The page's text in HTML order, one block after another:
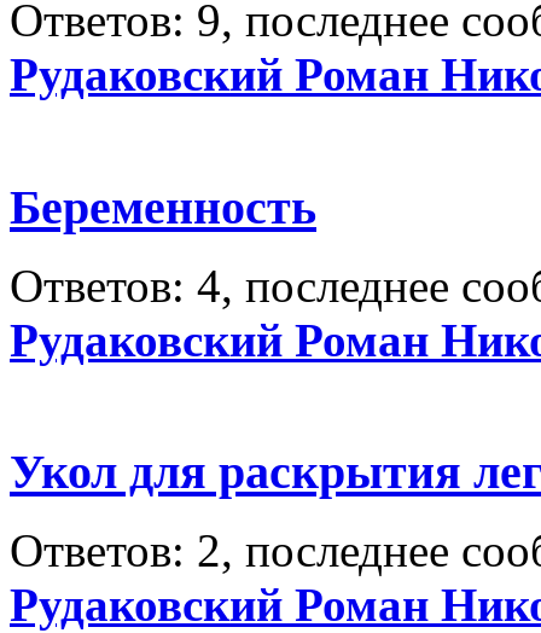
Ответов: 9, последнее
Рудаковский Роман
Беременность
Ответов: 4, последнее
Рудаковский Роман
Укол для раскрытия
Ответов: 2, последнее
Рудаковский Роман